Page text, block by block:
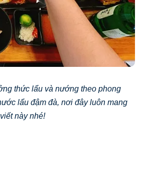
thức lẩu và nướng theo phong
lẩu đậm đà, nơi đây luôn mang
này nhé!